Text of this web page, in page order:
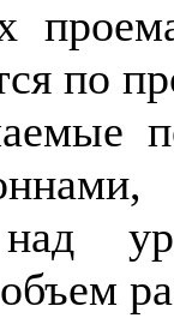
по